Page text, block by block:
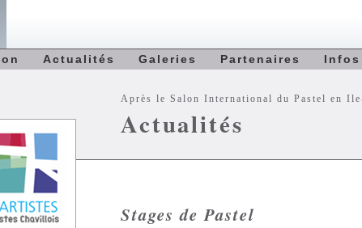
Actualités Galeries Partenaires
Après le Salon International du Pastel en
Actualités
Stages de Pastel